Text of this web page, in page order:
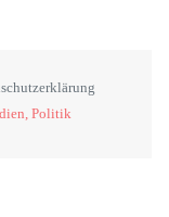
Politik